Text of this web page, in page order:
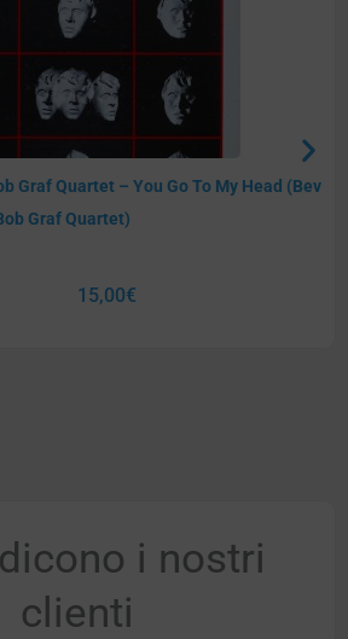
Graf Quartet – You Go To My Head (Bev
Graf Quartet)
15,00€
i nostri
clienti